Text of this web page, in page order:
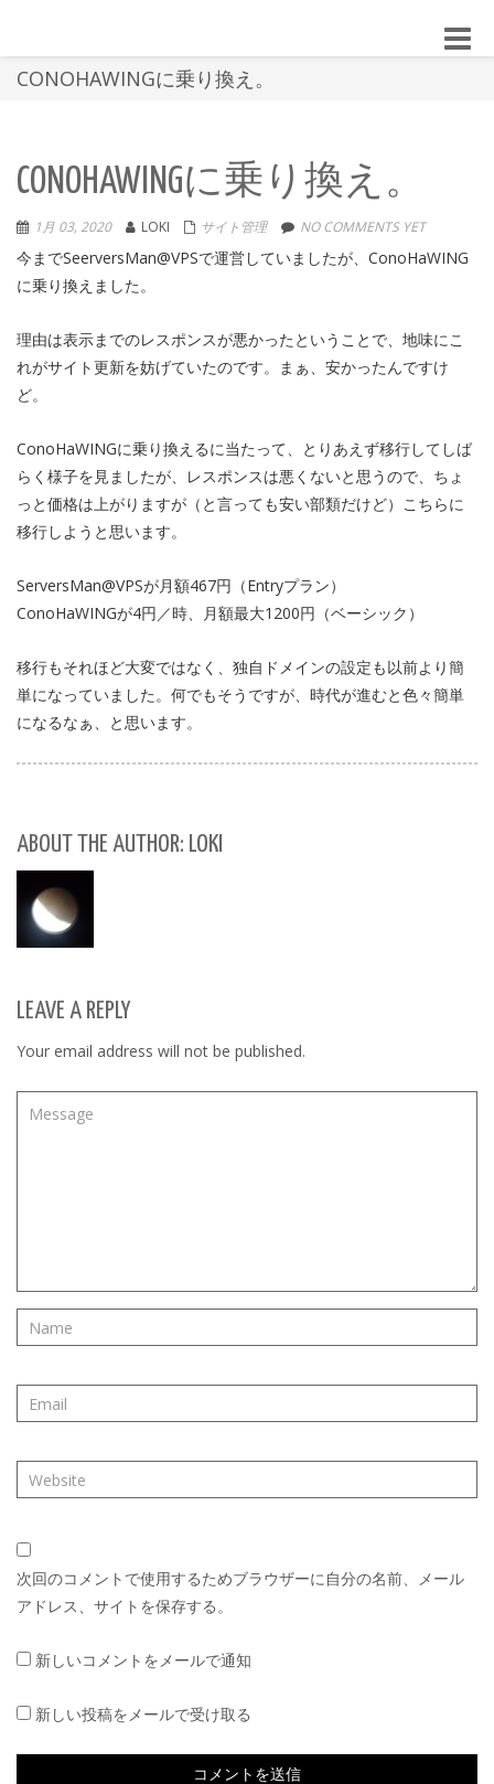
Toggle
CONOHAWINGに乗り換え。
CONOHAWINGに乗り換え。
1月 03, 2020 LOKI サイト管理 NO COMMENTS YET
今までSeerversMan@VPSで運営していましたが、ConoHaWING
に乗り換えました。
理由は表示までのレスポンスが悪かったということで、地味にこ
れがサイト更新を妨げていたのです。まぁ、安かったんですけ
ど。
ConoHaWINGに乗り換えるに当たって、とりあえず移行してしば
らく様子を見ましたが、レスポンスは悪くないと思うので、ちょ
っと価格は上がりますが（と言っても安い部類だけど）こちらに
移行しようと思います。
ServersMan@VPSが月額467円（Entryプラン）
ConoHaWINGが4円／時、月額最大1200円（ベーシック）
移行もそれほど大変ではなく、独自ドメインの設定も以前より簡
単になっていました。何でもそうですが、時代が進むと色々簡単
になるなぁ、と思います。
ABOUT THE AUTHOR: LOKI
LEAVE A REPLY
Your email address will not be published.
次回のコメントで使用するためブラウザーに自分の名前、メール
アドレス、サイトを保存する。
新しいコメントをメールで通知
新しい投稿をメールで受け取る